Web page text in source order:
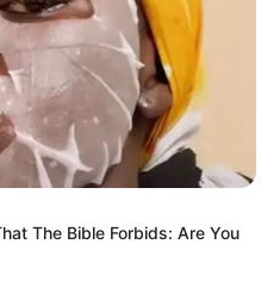
Decoupage – Técnica
em Tecido – Aprenda Já
The Bible Forbids: Are You